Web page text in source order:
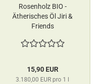
Rosenholz BIO -
Ätherisches Öl Jiri &
Friends
15,90 EUR
3.180,00 EUR pro 1 l